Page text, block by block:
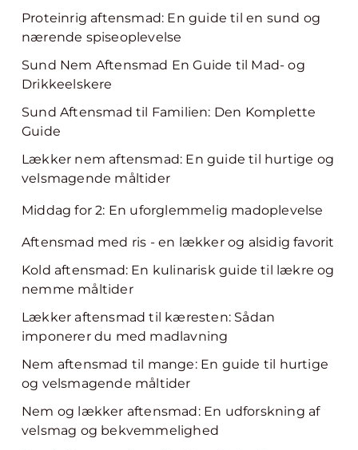
Proteinrig aftensmad: En guide til en sund og
nærende spiseoplevelse
Sund Nem Aftensmad En Guide til Mad- og
Drikkeelskere
Sund Aftensmad til Familien: Den Komplette
Guide
Lækker nem aftensmad: En guide til hurtige og
velsmagende måltider
Middag for 2: En uforglemmelig madoplevelse
Aftensmad med ris - en lækker og alsidig favorit
Kold aftensmad: En kulinarisk guide til lækre og
nemme måltider
Lækker aftensmad til kæresten: Sådan
imponerer du med madlavning
Nem aftensmad til mange: En guide til hurtige
og velsmagende måltider
Nem og lækker aftensmad: En udforskning af
velsmag og bekvemmelighed